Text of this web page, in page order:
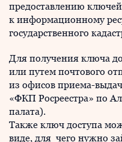
предоставлению
к информационному
государственного
Для получения ключа
или путем почтового
из офисов приема-
«ФКП Росреестра» по
палата).
Также ключ доступа
виде, для чего нужно